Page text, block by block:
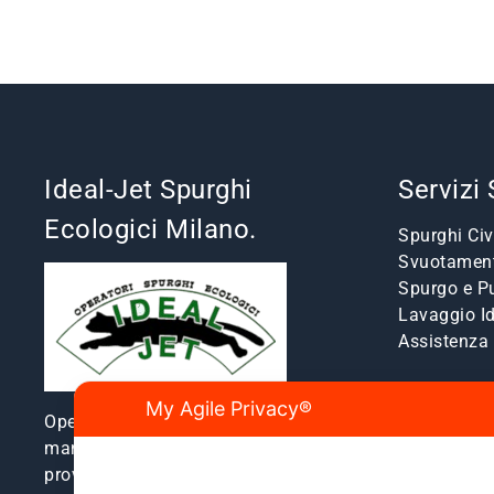
Ideal-Jet Spurghi
Ecologici Milano.
Operatori spurghi ecologici e
manutenzione fognature a Milano e
provincia dal 1980.
Servizi
Spurghi
Spurgo e
Lavaggio
Assistenza
My Agile Privacy®